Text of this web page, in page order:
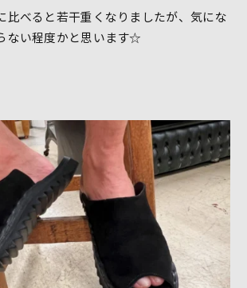
比べると若干重くなりましたが、気にな
ない程度かと思います☆